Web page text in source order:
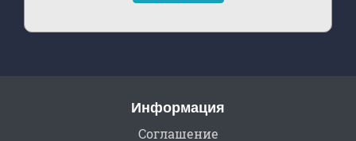
Информация
Соглашение